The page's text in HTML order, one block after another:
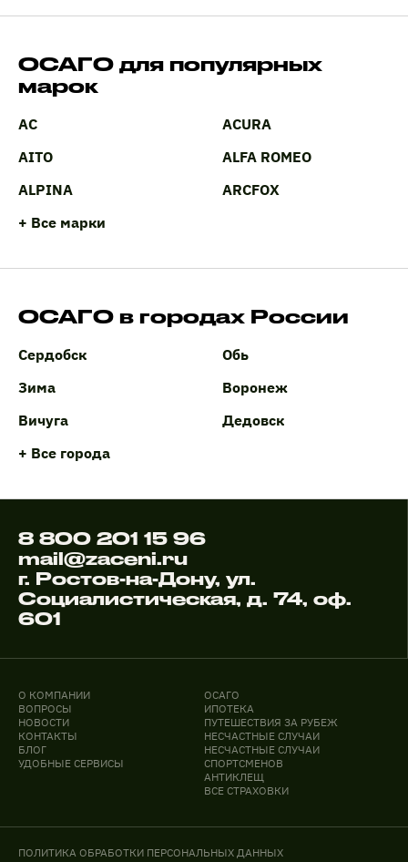
ОСАГО для популярных
марок
AC
ACURA
AITO
ALFA ROMEO
ALPINA
ARCFOX
+ Все марки
ОСАГО в городах России
Сердобск
Обь
Зима
Воронеж
Вичуга
Дедовск
+ Все города
8 800 201 15 96
mail@zaceni.ru
г. Ростов-на-Дону, ул.
Социалистическая, д. 74, оф.
601
О КОМПАНИИ
ВОПРОСЫ
НОВОСТИ
КОНТАКТЫ
БЛОГ
УДОБНЫЕ СЕРВИСЫ
ОСАГО
ИПОТЕКА
ПУТЕШЕСТВИЯ ЗА РУБЕЖ
НЕСЧАСТНЫЕ СЛУЧАИ
НЕСЧАСТНЫЕ СЛУЧАИ
СПОРТСМЕНОВ
АНТИКЛЕЩ
ВСЕ СТРАХОВКИ
ПОЛИТИКА ОБРАБОТКИ ПЕРСОНАЛЬНЫХ ДАННЫХ